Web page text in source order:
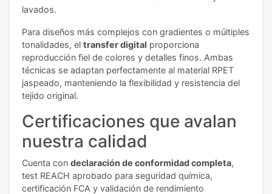
lavados.
Para diseños más complejos con gradientes o múltiples
tonalidades, el transfer digital proporciona
reproducción fiel de colores y detalles finos. Ambas
técnicas se adaptan perfectamente al material RPET
jaspeado, manteniendo la flexibilidad y resistencia del
tejido original.
Certificaciones que avalan
nuestra calidad
Cuenta con declaración de conformidad completa,
test REACH aprobado para seguridad química,
certificación FCA y validación de rendimiento